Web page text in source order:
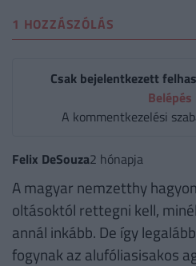
1 HOZZÁSZÓLÁS
Csak bejelentkezett
A kommentkezelési
Felix DeSouza2 hónapja
A magyar nemzetthy
oltásoktól rettegni kell,
annál inkább. De így
fogynak az alufóliasisakos